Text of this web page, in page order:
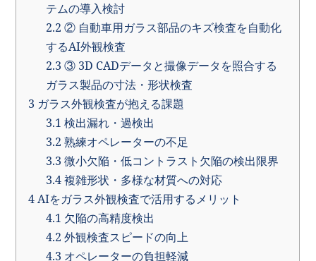
テムの導入検討
2.2 ② 自動車用ガラス部品のキズ検査を自動化
するAI外観検査
2.3 ③ 3D CADデータと撮像データを照合する
ガラス製品の寸法・形状検査
3 ガラス外観検査が抱える課題
3.1 検出漏れ・過検出
3.2 熟練オペレーターの不足
3.3 微小欠陥・低コントラスト欠陥の検出限界
3.4複雑形状・多様な材質への対応
4AIをガラス外観検査で活用するメリット
4.1 欠陥の高精度検出
4.2 外観検査スピードの向上
4.3 オペレーターの負担軽減